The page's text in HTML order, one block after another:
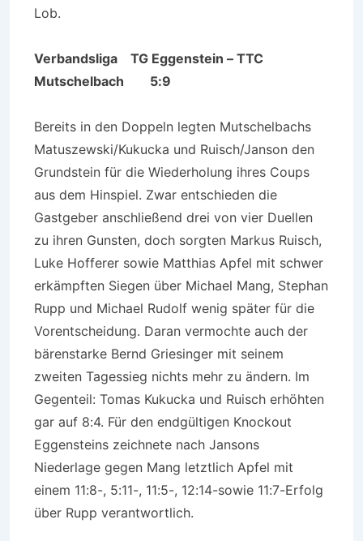
Lob.
Verbandsliga TG Eggenstein – TTC
Mutschelbach 5:9
Bereits in den Doppeln legten Mutschelbachs
Matuszewski/Kukucka und Ruisch/Janson den
Grundstein für die Wiederholung ihres Coups
aus dem Hinspiel. Zwar entschieden die
Gastgeber anschließend drei von vier Duellen
zu ihren Gunsten, doch sorgten Markus Ruisch,
Luke Hofferer sowie Matthias Apfel mit schwer
erkämpften Siegen über Michael Mang, Stephan
Rupp und Michael Rudolf wenig später für die
Vorentscheidung. Daran vermochte auch der
bärenstarke Bernd Griesinger mit seinem
zweiten Tagessieg nichts mehr zu ändern. Im
Gegenteil: Tomas Kukucka und Ruisch erhöhten
gar auf 8:4. Für den endgültigen Knockout
Eggensteins zeichnete nach Jansons
Niederlage gegen Mang letztlich Apfel mit
einem 11:8-, 5:11-, 11:5-, 12:14-sowie 11:7-Erfolg
über Rupp verantwortlich.